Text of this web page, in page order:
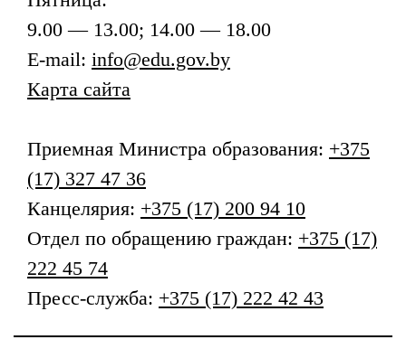
9.00 — 13.00; 14.00 — 18.00
E-mail: info@edu.gov.by
Карта сайта
Приемная Министра образования: +375
(17) 327 47 36
Канцелярия: +375 (17) 200 94 10
Отдел по обращению граждан: +375 (17)
222 45 74
Пресс-служба: +375 (17) 222 42 43